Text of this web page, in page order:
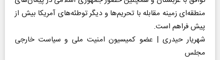
منطقه‌ای زمینه مقابله با تحریم‌ها و دیگر توطئه‌های آمریکا بیش از
پیش فراهم است.
شهریار حیدری | عضو کمیسیون امنیت ملی و سیاست خارجی
مجلس